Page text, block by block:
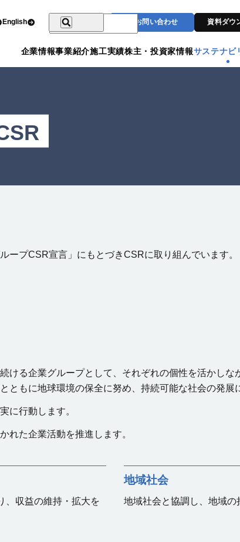
English お問い合わせ 資料ダウ
企業情報事業紹介施工実績株主・投資家情報サステナビ
ープCSR宣言」にもとづきCSRに取り組んでいます。
ける企業グループとして、 それぞれの個性を活かしな
ともに地球環境の保全に努め、 持続可能な社会の発展
に行動します。
れた企業活動を推進します。
、収益の維持・拡大を
地域社会
地域社会と協調し、地域